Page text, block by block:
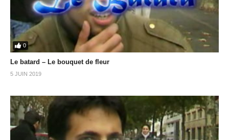
0
Le batard – Le bouquet de fleur
5 JUIN 2019